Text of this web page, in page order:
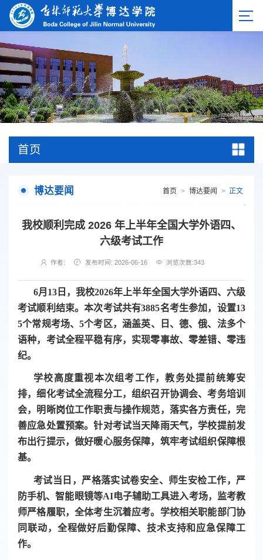
首页
博达要闻 首页 > 博达要闻 > 正文
我校顺利完成 2026 年上半年全国大学外语四、
六级考试工作
作者: 发布时间: 2026-06-16 浏览次数:343
6月13日，我校2026年上半年全国大学外语四、六级
考试顺利结束。本次考试共有3885名考生参加，设置13
5个常规考场、5个考区，涵盖英、日、德、俄、法多个
语种，考试全程平稳有序，实现零事故、零差错、零违
纪。
学校高度重视本次组考工作，教务处提前统筹安
排，细化考试全流程分工，组织召开协调会、考务培训
会，明晰岗位工作职责与操作规范，落实各方责任，完
善应急处置预案。针对考试当天降雨天气，学校提前发
布出行提示，做好暖心服务保障，筑牢考试组织保障根
基。
考试当日，严格落实试卷安全、师生安检工作，严
防手机、智能眼镜等AI电子辅助工具进入考场，监考教
师严格履职，全体考生沉着应考。学校相关职能部门协
同联动，全程做好后勤保障、技术支持和应急保障工
作。